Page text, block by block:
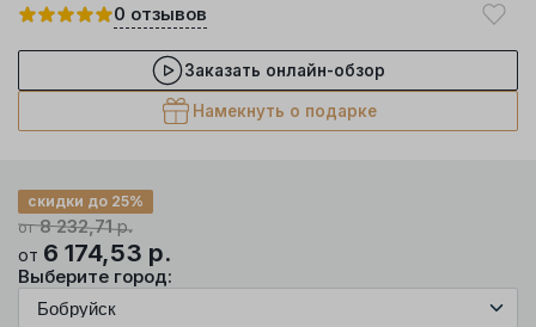
0 отзывов
Заказать онлайн-обзор
Намекнуть о подарке
от8 232,71р.
скидки до 25%
от 6 174,53 р.
Выберите город: